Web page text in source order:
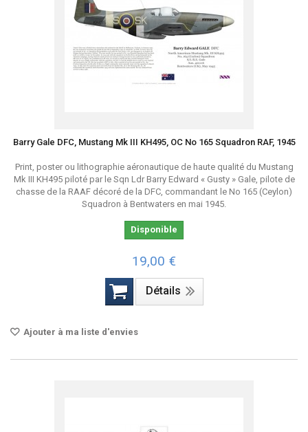
Barry Gale DFC, Mustang Mk III KH495, OC No 165 Squadron RAF, 1945
Print, poster ou lithographie aéronautique de haute qualité du Mustang
Mk III KH495 piloté par le Sqn Ldr Barry Edward « Gusty » Gale, pilote de
chasse de la RAAF décoré de la DFC, commandant le No 165 (Ceylon)
Squadron à Bentwaters en mai 1945.
Disponible
19,00 €
Détails
Ajouter à ma liste d'envies